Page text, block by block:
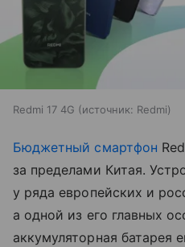
Redmi 17 4G источник: Redmi
Бюджетный смартфон
за пределами Китая.
у ряда европейских и
а одной из его главных
аккумуляторная батарея